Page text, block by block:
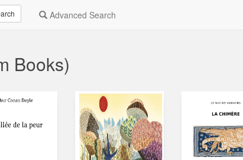
Advanced Search
Books)